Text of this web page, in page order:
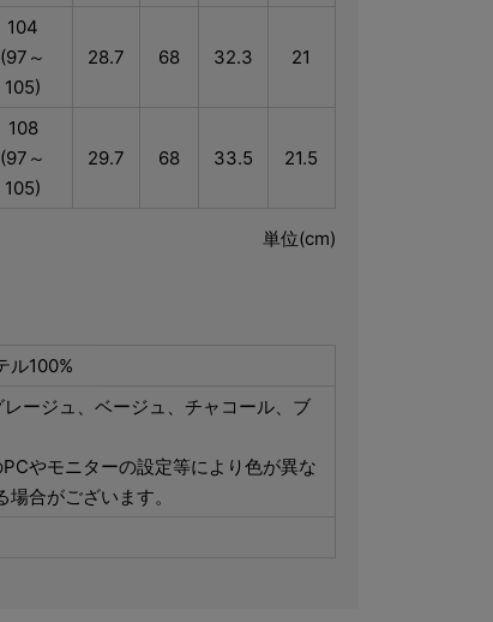
104
(97～
105)
28.7 68 32.3 21
108
(97～
105)
29.7 68 33.5 21.5
単位(cm)
ル100%
ージュ、ベージュ、チャコール、ブ
やモニターの設定等により色が異な
場合がございます。